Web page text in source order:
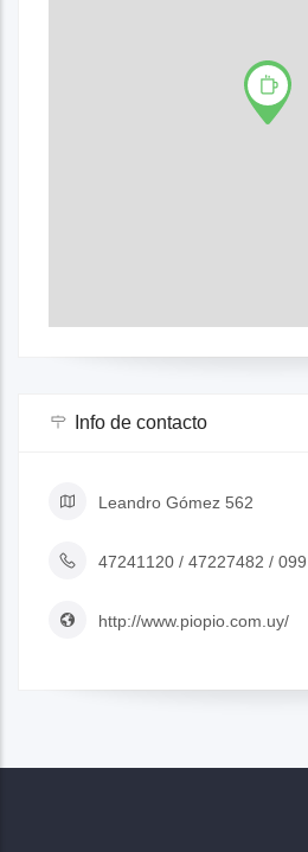
Info de contacto
Leandro Gómez 562
47241120 / 47227482 /
http://www.piopio.com.uy/